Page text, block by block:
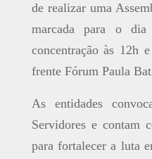
de realizar uma
marcada para o
concentração às 12h
frente Fórum Paula
As entidades
Servidores e contam
para fortalecer a luta